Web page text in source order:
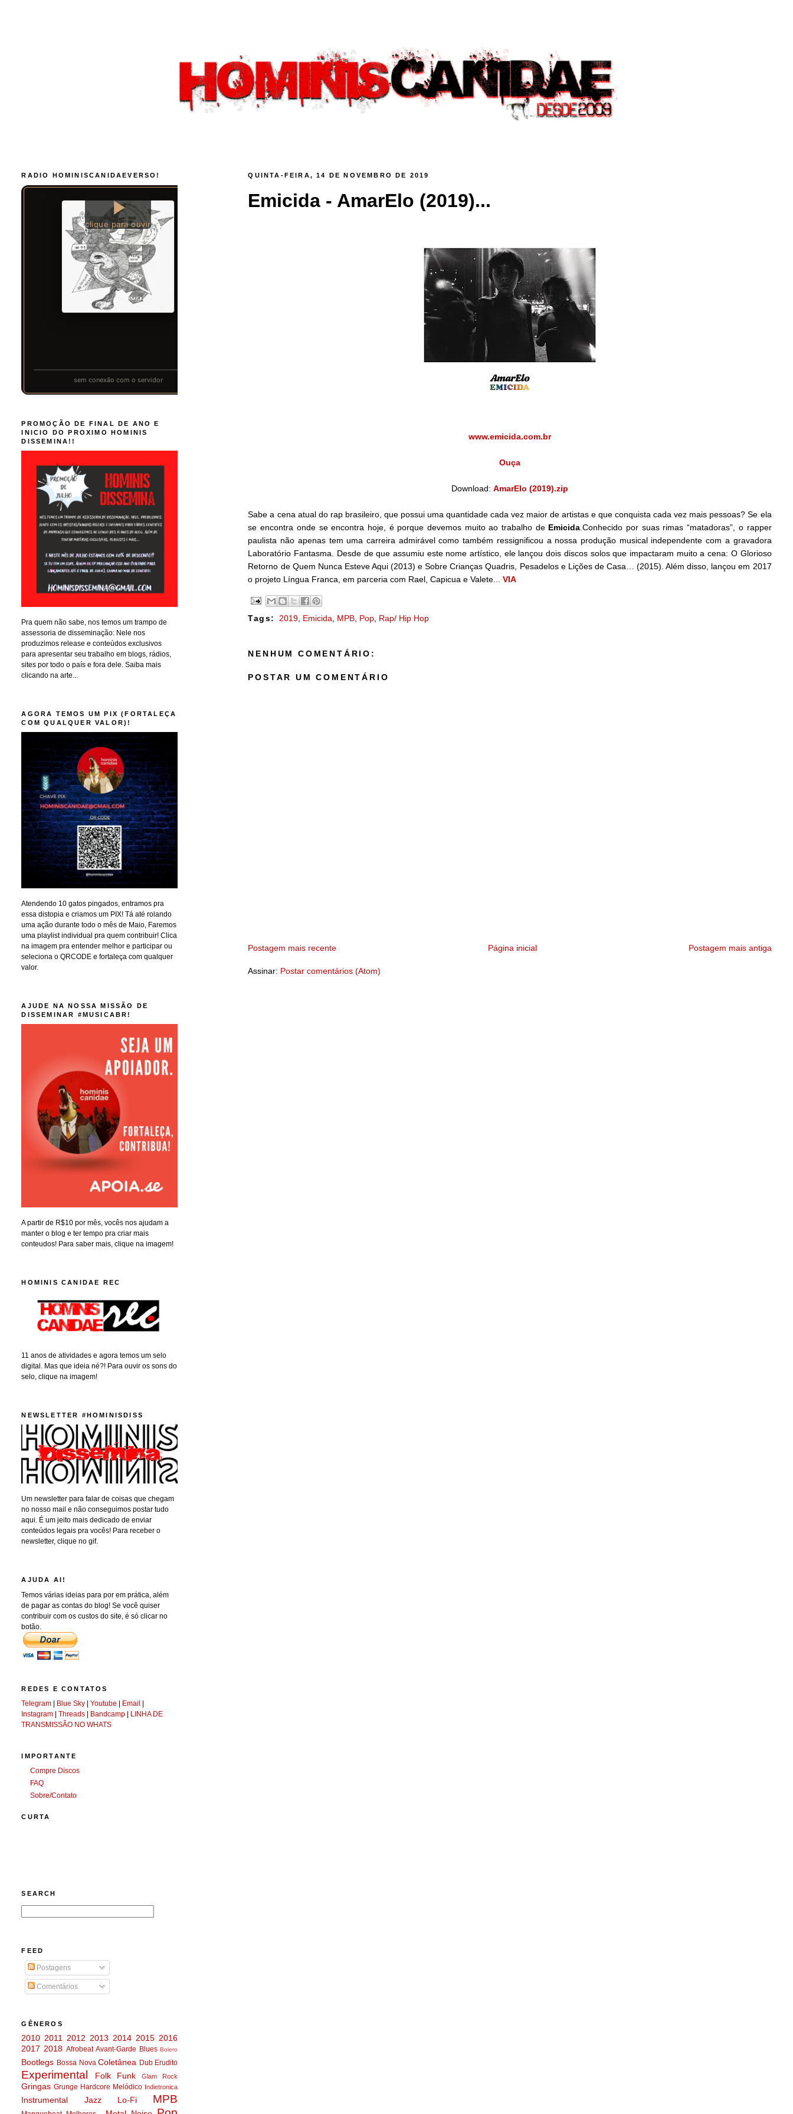
QUINTA-FEIRA, 14 DE NOVEMBRO DE 2019
Emicida - AmarElo (2019)...
www.emicida.com.br
Ouça
Download: AmarElo (2019).zip
Sabe a cena atual do rap brasileiro, que possui uma quantidade cada vez maior de artistas e que conquista cada vez mais pessoas? Se ela
se encontra onde se encontra hoje, é porque devemos muito ao trabalho de Emicida.Conhecido por suas rimas “matadoras”, o rapper
paulista não apenas tem uma carreira admirável como também ressignificou a nossa produção musical independente com a gravadora
Laboratório Fantasma. Desde de que assumiu este nome artístico, ele lançou dois discos solos que impactaram muito a cena: O Glorioso
Retorno de Quem Nunca Esteve Aqui (2013) e Sobre Crianças Quadris, Pesadelos e Lições de Casa… (2015). Além disso, lançou em 2017
o projeto Língua Franca, em parceria com Rael, Capicua e Valete...VIA
Tags: 2019, Emicida, MPB, Pop, Rap/ Hip Hop
NENHUM COMENTÁRIO:
POSTAR UM COMENTÁRIO
Postagem mais recente Postagem mais antiga
Página inicial
Assinar: Postar comentários (Atom)
RADIO HOMINISCANIDAEVERSO!
PROMOÇÃO DE FINAL DE ANO E
INICIO DO PROXIMO HOMINIS
DISSEMINA!!
Pra quem não sabe, nos temos um trampo de
assessoria de disseminação: Nele nos
produzimos release e conteúdos exclusivos
para apresentar seu trabalho em blogs, rádios,
sites por todo o país e fora dele. Saiba mais
clicando na arte...
AGORA TEMOS UM PIX (FORTALEÇA
COM QUALQUER VALOR)!
Atendendo 10 gatos pingados, entramos pra
essa distopia e criamos um PIX! Tá até rolando
uma ação durante todo o mês de Maio, Faremos
uma playlist individual pra quem contribuir! Clica
na imagem pra entender melhor e participar ou
seleciona o QRCODE e fortaleça com qualquer
valor.
AJUDE NA NOSSA MISSÃO DE
DISSEMINAR #MUSICABR!
A partir de R$10 por mês, vocês nos ajudam a
manter o blog e ter tempo pra criar mais
conteudos! Para saber mais, clique na imagem!
HOMINIS CANIDAE REC
11 anos de atividades e agora temos um selo
digital. Mas que ideia né?! Para ouvir os sons do
selo, clique na imagem!
NEWSLETTER #HOMINISDISS
Um newsletter para falar de coisas que chegam
no nosso mail e não conseguimos postar tudo
aqui. É um jeito mais dedicado de enviar
conteúdos legais pra vocês! Para receber o
newsletter, clique no gif.
AJUDA AI!
Temos várias ideias para por em prática, além
de pagar as contas do blog! Se você quiser
contribuir com os custos do site, é só clicar no
botão.
REDES E CONTATOS
Telegram | Blue Sky |Youtube | Email |
Instagram |Threads | Bandcamp | LINHA DE
TRANSMISSÃO NO WHATS
IMPORTANTE
Compre Discos
FAQ
Sobre/Contato
CURTA
SEARCH
FEED
Postagens
Comentários
GÊNEROS
2010 2011 2012 2013 2014 2015 2016
2017 2018 Afrobeat Avant-Garde Blues Bolero
Bootlegs Bossa Nova Coletânea Dub Erudito
Experimental Folk Funk Glam Rock
Gringas Grunge Hardcore Melódico Indietronica
Instrumental Jazz Lo-Fi MPB